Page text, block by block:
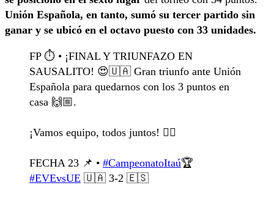
Unión Española, en tanto, sumó su tercer partido sin
ganar y se ubicó en el octavo puesto con 33 unidades.
FP ⏱️ • ¡FINAL Y TRIUNFAZO EN
SAUSALITO! 😍🇺🇦 Gran triunfo ante Unión
Española para quedarnos con los 3 puntos en
casa 🙌🏼.
¡Vamos equipo, todos juntos! ❤️‍🔥
FECHA 23 📌 • #CampeonatoItaú🏆
#EVEvsUE 🇺🇦 3-2 🇪🇸